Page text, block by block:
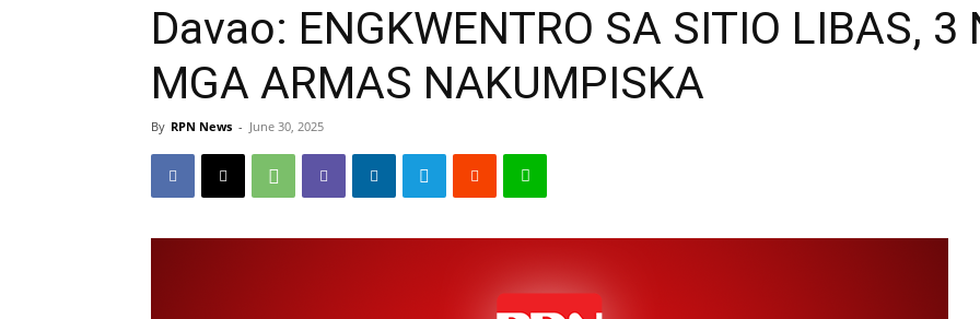
Davao: ENGKWENTRO SA SITIO LIBAS,
MGA ARMAS NAKUMPISKA
By RPN News - June 30, 2025